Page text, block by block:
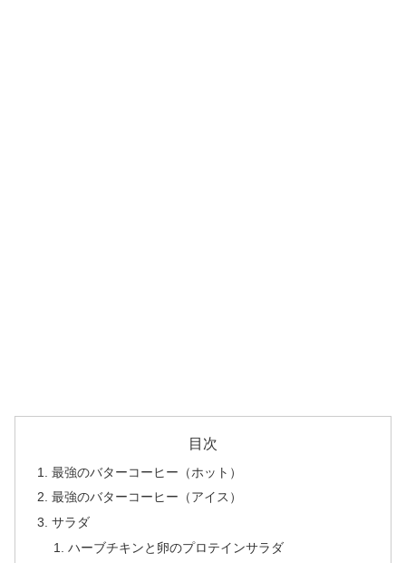
目次
最強のバターコーヒー（ホット）
最強のバターコーヒー（アイス）
サラダ
ハーブチキンと卵のプロテインサラダ